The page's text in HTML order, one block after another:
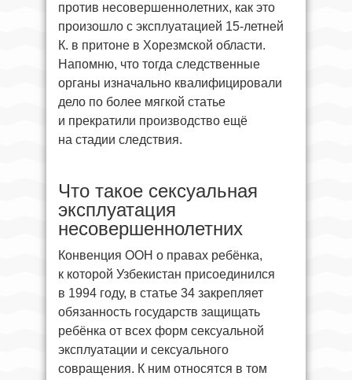
против несовершеннолетних, как это
произошло с эксплуатацией 15-летней
К. в притоне в Хорезмской области.
Напомню, что тогда следственные
органы изначально квалифицировали
дело по более мягкой статье
и прекратили производство ещё
на стадии следствия.
Что такое сексуальная
эксплуатация
несовершеннолетних
Конвенция ООН о правах ребёнка,
к которой Узбекистан присоединился
в 1994 году, в статье 34 закрепляет
обязанность государств защищать
ребёнка от всех форм сексуальной
эксплуатации и сексуального
совращения. К ним относятся в том